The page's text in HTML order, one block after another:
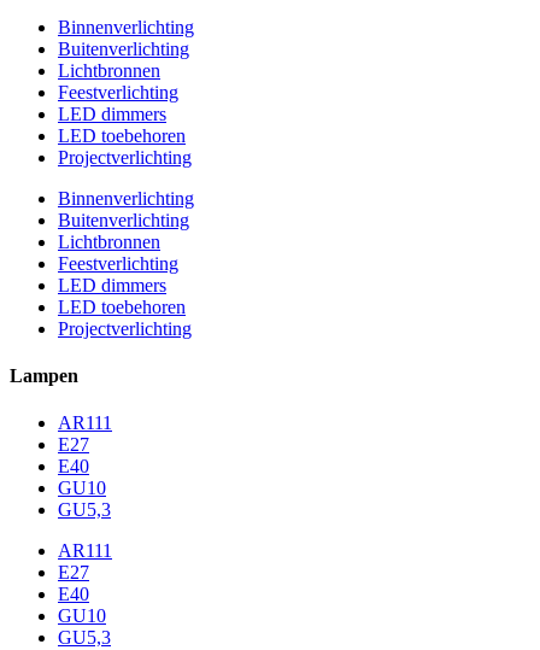
Binnenverlichting
Buitenverlichting
Lichtbronnen
Feestverlichting
LED dimmers
LED toebehoren
Projectverlichting
Binnenverlichting
Buitenverlichting
Lichtbronnen
Feestverlichting
LED dimmers
LED toebehoren
Projectverlichting
Lampen
AR111
E27
E40
GU10
GU5,3
AR111
E27
E40
GU10
GU5,3